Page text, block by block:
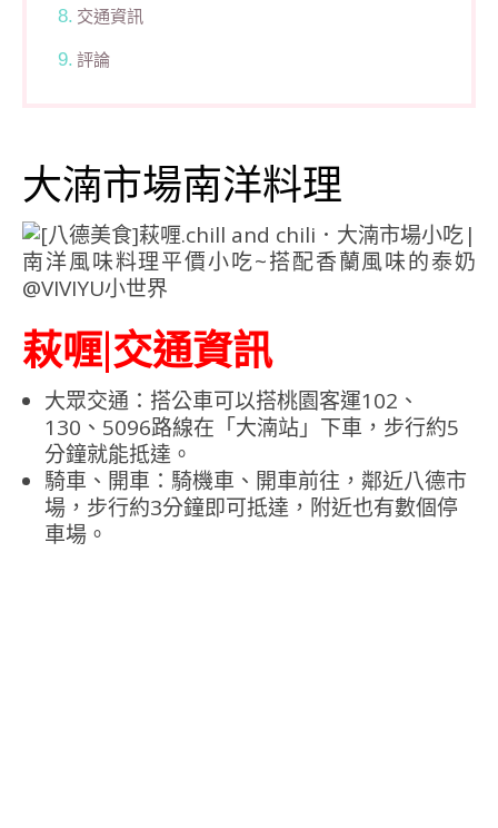
交通資訊
評論
大湳市場南洋料理
萩喱|交通資訊
大眾交通：搭公車可以搭桃園客運102、
130、5096路線在「大湳站」下車，步行約5
分鐘就能抵達。
騎車、開車：騎機車、開車前往，鄰近八德市
場，步行約3分鐘即可抵達，附近也有數個停
車場。